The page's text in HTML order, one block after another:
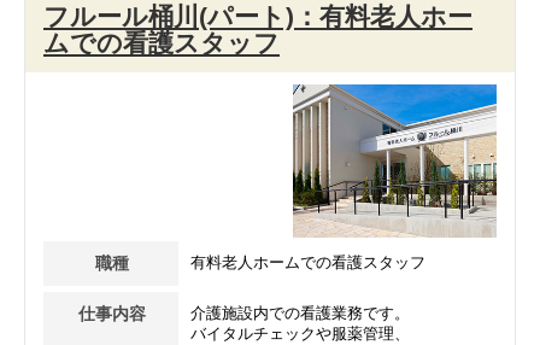
フルール桶川(パート)：有料老人ホー
ムでの看護スタッフ
職種 有料老人ホームでの看護スタッフ
仕事内容
介護施設内での看護業務です。
バイタルチェックや服薬管理、